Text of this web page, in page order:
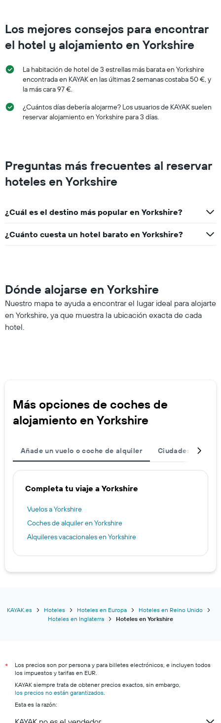
Los mejores consejos para encontrar
el hotel y alojamiento en Yorkshire
La habitación de hotel de 3 estrellas más barata en Yorkshire
encontrada en KAYAK en las últimas 2 semanas costaba 50 €, y
la más cara 97 €.
¿Cuántos días debería alojarme? Los usuarios de KAYAK suelen
reservar alojamiento en Yorkshire para 3 días.
Preguntas más frecuentes al reservar
hoteles en Yorkshire
¿Cuál es el destino más popular en Yorkshire?
¿Cuánto cuesta un hotel barato en Yorkshire?
Dónde alojarse en Yorkshire
Nuestro mapa te ayuda a encontrar el lugar ideal para alojarte
en Yorkshire, ya que muestra la ubicación exacta de cada
hotel.
Más opciones de coches de
alojamiento en Yorkshire
Añade un vuelo o coche de alquiler Ciudades
Completa tu viaje a Yorkshire
Vuelos a Yorkshire
Coches de alquiler en Yorkshire
Alquileres vacacionales en Yorkshire
KAYAK.es Hoteles Hoteles en Europa
Hoteles en Reino Unido
Hoteles en Inglaterra
Hoteles en Yorkshire
*
Los precios son por persona y para billetes electrónicos, e incluyen todos
los impuestos y tarifas en EUR.
KAYAK siempre trata de obtener precios exactos, sin embargo,
los precios no están garantizados.
Esta es la razón: